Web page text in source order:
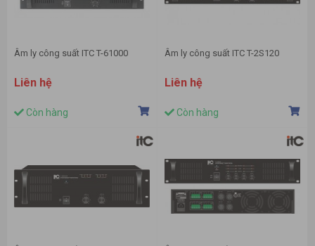
Âm ly công suất ITC T-61000
Liên hệ
Còn hàng
Âm ly công suất ITC T-2S120
Liên hệ
Còn hàng